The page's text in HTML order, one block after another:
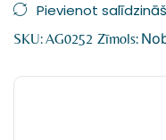
Pievienot
SKU:AG0252 Zīmols: